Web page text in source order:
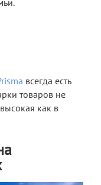
всегда есть
товаров не
как в